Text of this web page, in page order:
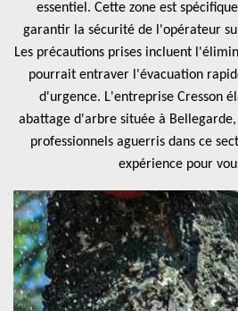
essentiel. Cette zone est
garantir la sécurité de l'opérateur
Les précautions prises incluent
pourrait entraver l'évacuation
d'urgence. L'entreprise Cresson
abattage d'arbre située à
professionnels aguerris dans ce
expérience pour